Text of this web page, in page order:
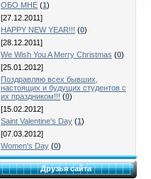
ОБО МНЕ (1)
[27.12.2011]
HAPPY NEW YEAR!!! (0)
[28.12.2011]
We Wish You A Merry Christmas (0)
[25.01.2012]
Поздравляю всех бывших,
настоящих и будущих студентов с
их праздником!!! (0)
[15.02.2012]
Saint Valentine's Day (1)
[07.03.2012]
Women's Day (0)
Друзья сайта